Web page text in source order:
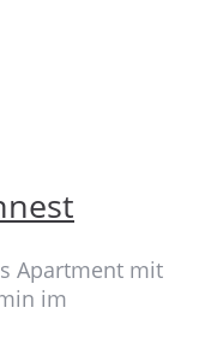
Apartment mit
im